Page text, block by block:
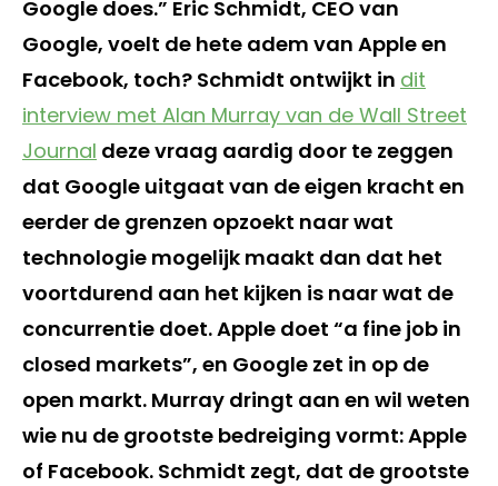
Google does.” Eric Schmidt, CEO van
Google, voelt de hete adem van Apple en
Facebook, toch? Schmidt ontwijkt in dit
interview met Alan Murray van de Wall Street
Journal deze vraag aardig door te zeggen
dat Google uitgaat van de eigen kracht en
eerder de grenzen opzoekt naar wat
technologie mogelijk maakt dan dat het
voortdurend aan het kijken is naar wat de
concurrentie doet. Apple doet “a fine job in
closed markets”, en Google zet in op de
open markt. Murray dringt aan en wil weten
wie nu de grootste bedreiging vormt: Apple
of Facebook. Schmidt zegt, dat de grootste